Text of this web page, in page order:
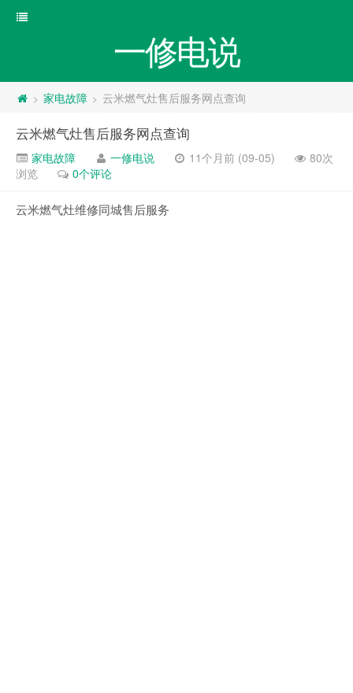
一修电说
> 家电故障 > 云米燃气灶售后服务网点查询
云米燃气灶售后服务网点查询
家电故障 一修电说 11个月前 (09-05)
80次
浏览
0个评论
云米燃气灶维修同城售后服务